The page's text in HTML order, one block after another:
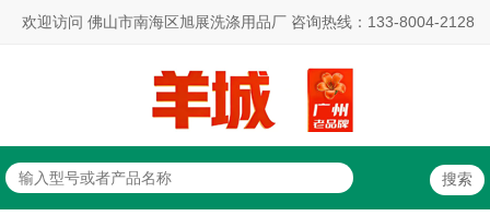
欢迎访问 佛山市南海区旭展洗涤用品厂 咨询热线：133-8004-2128